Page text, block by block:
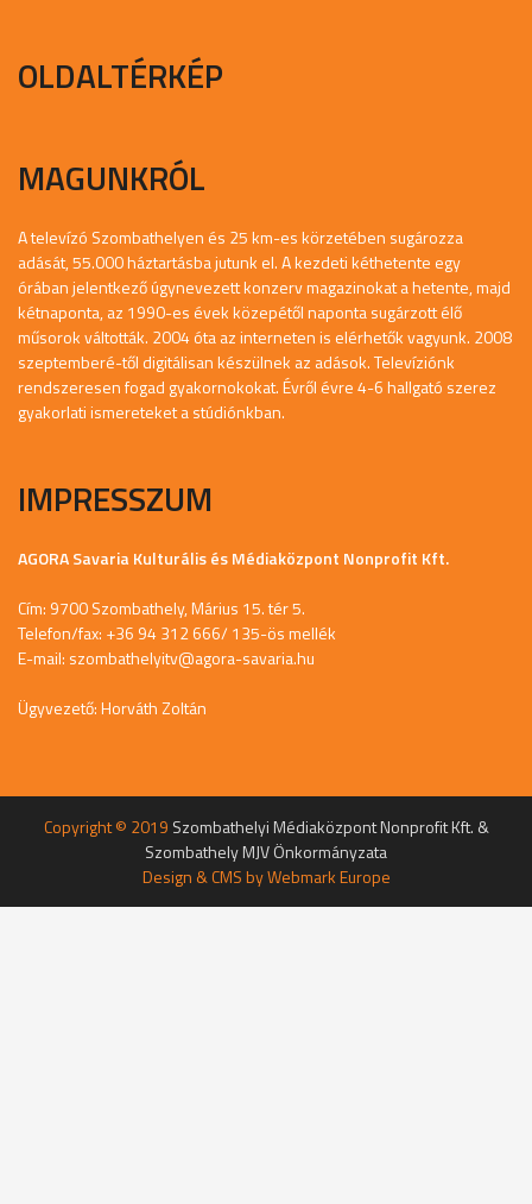
OLDALTÉRKÉP
MAGUNKRÓL
A televízó Szombathelyen és 25 km-es körzetében sugározza
adását, 55.000 háztartásba jutunk el. A kezdeti kéthetente egy
órában jelentkező úgynevezett konzerv magazinokat a hetente, majd
kétnaponta, az 1990-es évek közepétől naponta sugárzott élő
műsorok váltották. 2004 óta az interneten is elérhetők vagyunk. 2008
szeptemberé-től digitálisan készülnek az adások. Televíziónk
rendszeresen fogad gyakornokokat. Évről évre 4-6 hallgató szerez
gyakorlati ismereteket a stúdiónkban.
IMPRESSZUM
AGORA Savaria Kulturális és Médiaközpont Nonprofit Kft.
Cím: 9700 Szombathely, Márius 15. tér 5.
Telefon/fax: +36 94 312 666/ 135-ös mellék
E-mail: szombathelyitv@agora-savaria.hu
Ügyvezető: Horváth Zoltán
Copyright © 2019 Szombathelyi Médiaközpont Nonprofit Kft. &
Szombathely MJV Önkormányzata
Design & CMS byWebmark Europe